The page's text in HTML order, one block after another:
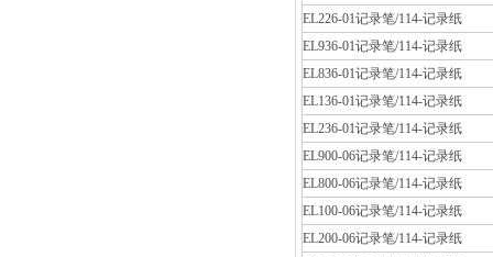
EL226-01记录笔/114-记录纸
EL936-01记录笔/114-记录纸
EL836-01记录笔/114-记录纸
EL136-01记录笔/114-记录纸
EL236-01记录笔/114-记录纸
EL900-06记录笔/114-记录纸
EL800-06记录笔/114-记录纸
EL100-06记录笔/114-记录纸
EL200-06记录笔/114-记录纸